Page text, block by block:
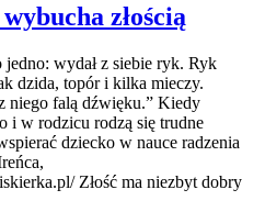
złością
wydał z siebie ryk. Ryk
dzida, topór i kilka mieczy.
niego falą dźwięku.” Kiedy
i w rodzicu rodzą się trudne
dziecko w nauce radzenia
Złość ma niezbyt dobry